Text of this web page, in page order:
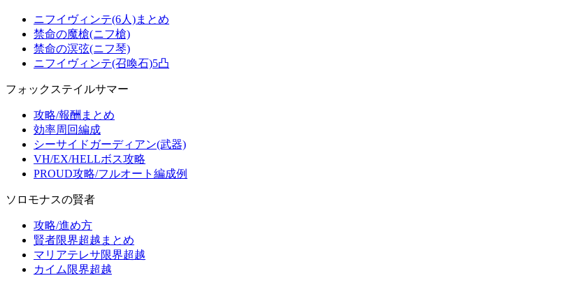
ニフイヴィンテ(6人)まとめ
禁命の魔槍(ニフ槍)
禁命の溟弦(ニフ琴)
ニフイヴィンテ(召喚石)5凸
フォックステイルサマー
攻略/報酬まとめ
効率周回編成
シーサイドガーディアン(武器)
VH/EX/HELLボス攻略
PROUD攻略/フルオート編成例
ソロモナスの賢者
攻略/進め方
賢者限界超越まとめ
マリアテレサ限界超越
カイム限界超越